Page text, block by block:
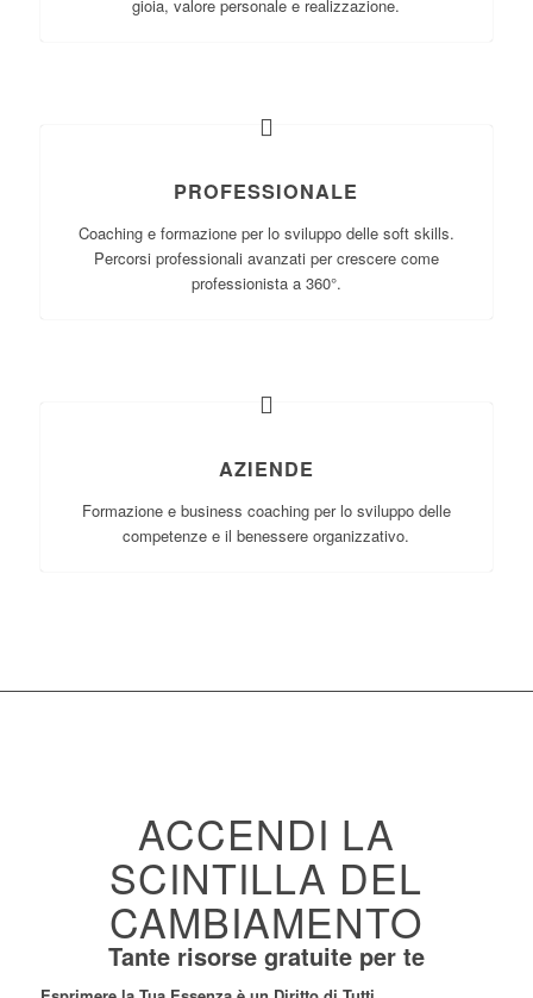
gioia, valore personale e realizzazione.
PROFESSIONALE
Coaching e formazione per lo sviluppo delle soft skills.
Percorsi professionali avanzati per crescere come
professionista a 360°.
AZIENDE
Formazione e business coaching per lo sviluppo delle
competenze e il benessere organizzativo.
ACCENDI LA
SCINTILLA DEL
CAMBIAMENTO
Tante risorse gratuite per te